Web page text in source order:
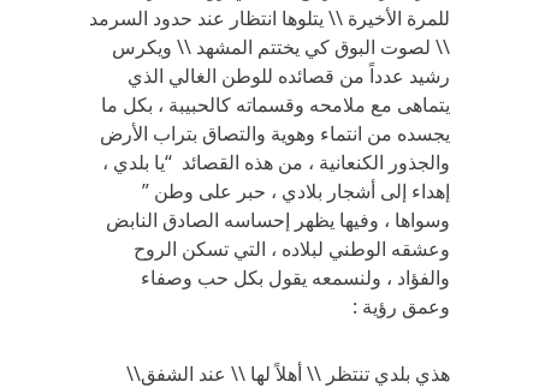
للمرة الأخيرة \\ يتلوها انتظار عند حدود السرمد
\\ لصوت البوق كي يختتم المشهد \\ ويكرس
رشيد عدداً من قصائده للوطن الغالي الذي
يتماهى مع ملامحه وقسماته كالحبيبة ، بكل ما
يجسده من انتماء وهوية والتصاق بتراب الأرض
والجذور الكنعانية ، من هذه القصائد “يا بلدي ،
إهداء إلى أشجار بلادي ، حبر على وطن ”
وسواها ، وفيها يظهر إحساسه الصادق النابض
وعشقه الوطني لبلاده ، التي تسكن الروح
والفؤاد ، ولنسمعه يقول بكل حب وصفاء
وعمق رؤية :
هذي بلدي تنتظر \\ أهلاً لها \\ عند الشفق\\